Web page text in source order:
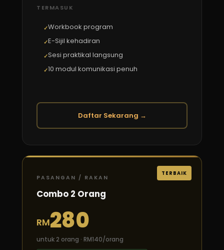
TERMASUK
Workbook program
E-Sijil kehadiran
Sesi praktikal langsung
10 modul komunikasi penuh
Daftar Sekarang →
TERBAIK
PASANGAN / RAKAN
Combo 2 Orang
RM280
untuk 2 orang · RM140/orang